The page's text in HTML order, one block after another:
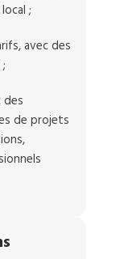
;
avec des
des
de projets